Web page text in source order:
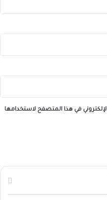
في هذا المتصفح لاستخدامها